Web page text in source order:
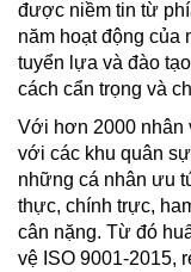
được niềm tin từ
năm hoạt động của
tuyển lựa và đào
cách cẩn trọng và
Với hơn 2000 nhân
với các khu quân
những cá nhân ưu
thực, chính trực,
cân nặng. Từ đó
vệ ISO 9001-2015,